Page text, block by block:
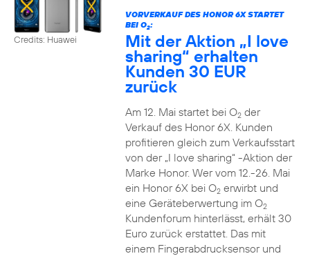
Credits: Huawei
VORVERKAUF DES HONOR 6X STARTET
BEI O2:
Mit der Aktion „I love
sharing“ erhalten
Kunden 30 EUR
zurück
Am 12. Mai startet bei O2der
Verkauf des Honor 6X. Kunden
profitieren gleich zum Verkaufsstart
von der „I love sharing“ -Aktion der
Marke Honor. Wer vom 12.-26. Mai
ein Honor 6X bei O2erwirbt und
eine Geräteberwertung im O2
Kundenforum hinterlässt, erhält 30
Euro zurück erstattet. Das mit
einem Fingerabdrucksensor und